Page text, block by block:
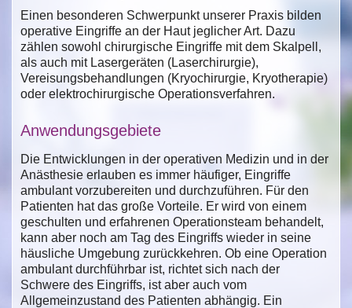
Einen besonderen Schwerpunkt unserer Praxis bilden
operative Eingriffe an der Haut jeglicher Art. Dazu
zählen sowohl chirurgische Eingriffe mit dem Skalpell,
als auch mit Lasergeräten (Laserchirurgie),
Vereisungsbehandlungen (Kryochirurgie, Kryotherapie)
oder elektrochirurgische Operationsverfahren.
Anwendungsgebiete
Die Entwicklungen in der operativen Medizin und in der
Anästhesie erlauben es immer häufiger, Eingriffe
ambulant vorzubereiten und durchzuführen. Für den
Patienten hat das große Vorteile. Er wird von einem
geschulten und erfahrenen Operationsteam behandelt,
kann aber noch am Tag des Eingriffs wieder in seine
häusliche Umgebung zurückkehren. Ob eine Operation
ambulant durchführbar ist, richtet sich nach der
Schwere des Eingriffs, ist aber auch vom
Allgemeinzustand des Patienten abhängig. Ein